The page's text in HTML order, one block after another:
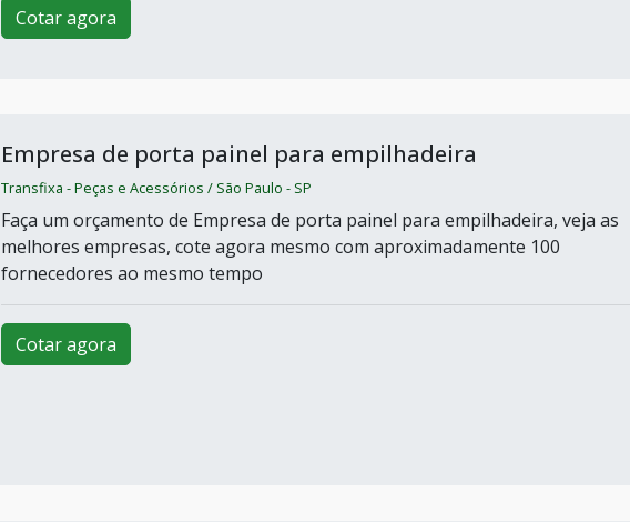
Cotar agora
Empresa de porta painel para empilhadeira
Transfixa - Peças e Acessórios / São Paulo - SP
Faça um orçamento de Empresa de porta painel para empilhadeira, veja as
melhores empresas, cote agora mesmo com aproximadamente 100
fornecedores ao mesmo tempo
Cotar agora